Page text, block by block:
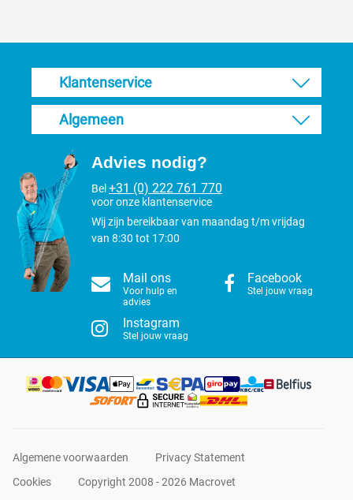
Klantenservice
Algemeen
Advies nodig?
Bel +31 (0) 222 761 770
voor onze klantenservice
Wij zijn bereikbaar van maandag t/m vrijdag
van 8:30 tot 17:00
Mail ons
Voor hulp en
advies
Facebook
Stel jouw vraag
Instagram
Stel jouw vraag
Algemene voorwaarden
Privacy Statement
Cookies
Copyright 2008 - 2026 Macrovet